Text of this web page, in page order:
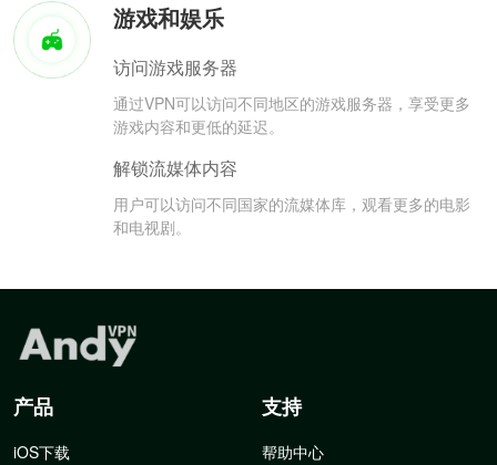
游戏和娱乐
访问游戏服务器
通过VPN可以访问不同地区的游戏服务器，享受更多
游戏内容和更低的延迟。
解锁流媒体内容
用户可以访问不同国家的流媒体库，观看更多的电影
和电视剧。
产品
iOS下载
支持
帮助中心